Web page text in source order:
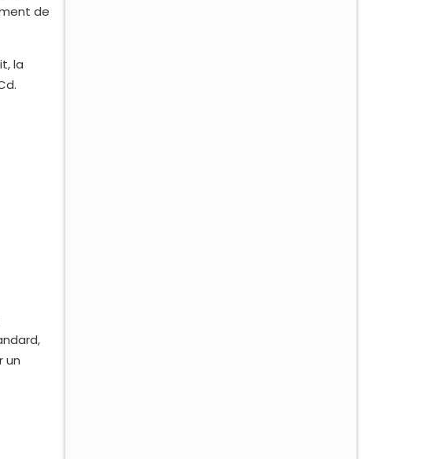
de
la
un